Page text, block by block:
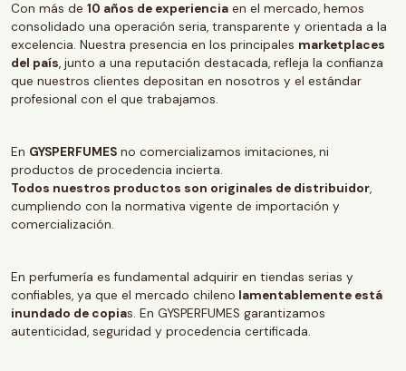
Con más de 10 años de experiencia en el mercado, hemos
consolidado una operación seria, transparente y orientada a la
excelencia. Nuestra presencia en los principales marketplaces
del país, junto a una reputación destacada, refleja la confianza
que nuestros clientes depositan en nosotros y el estándar
profesional con el que trabajamos.
En GYSPERFUMES no comercializamos imitaciones, ni
productos de procedencia incierta.
Todos nuestros productos son originales de distribuidor,
cumpliendo con la normativa vigente de importación y
comercialización.
En perfumería es fundamental adquirir en tiendas serias y
confiables, ya que el mercado chileno lamentablemente está
inundado de copias. En GYSPERFUMES garantizamos
autenticidad, seguridad y procedencia certificada.